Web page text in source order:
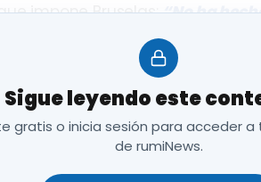
impone Bruselas:“No ha
, ha reconocido.
sus efectos en la
Sigue leyendo este
gratis o inicia sesión para acceder
de rumiNews.